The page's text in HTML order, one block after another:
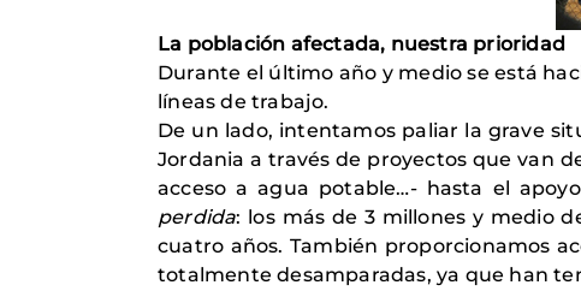
La población afectada, nuestra prioridad
Durante el último año y medio se está
líneas de trabajo.
De un lado, intentamos paliar la grave
Jordania a través de proyectos que van
acceso a agua potable…- hasta el
perdida: los más de 3 millones y medio
cuatro años. También proporcionamos
totalmente desamparadas, ya que han